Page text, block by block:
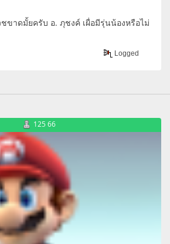
ชขาดมั้ยครับ อ. ภุชงค์ เผื่อมีรุ่นน้องหรือไม่
Logged
125 66